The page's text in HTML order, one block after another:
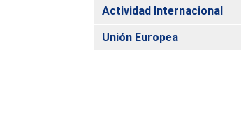
Actividad Internacional
Unión Europea